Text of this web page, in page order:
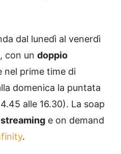
dal lunedì al venerdì
, con un doppio
nel prime time di
domenica la puntata
alle 16.30). La soap
streaming e on demand
.